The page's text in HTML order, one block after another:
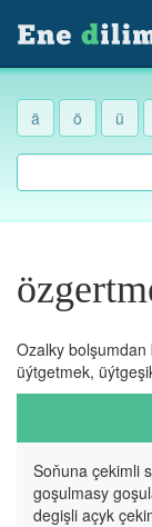
ä ö ü
Ozalky
üýtgetmek,
Soňuna çekimli
goşulmasy
degişli açyk